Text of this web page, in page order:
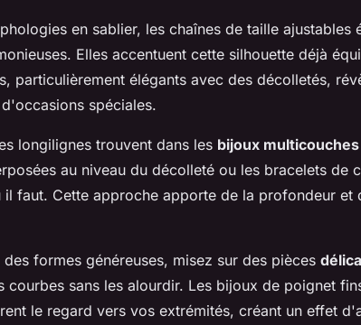
en sablier, les chaînes de taille ajustables
Elles accentuent cette silhouette déjà
particulièrement élégants avec des décolletés,
spéciales.
longilignes trouvent dans les bijoux multicouches
au niveau du décolleté ou les bracelets de
il faut. Cette approche apporte de la profondeur et
formes généreuses, misez sur des pièces
courbes sans les alourdir. Les bijoux de poignet
le regard vers vos extrémités, créant un effet